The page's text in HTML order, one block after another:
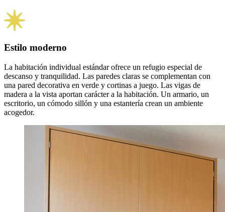
Estilo moderno
La habitación individual estándar ofrece un refugio especial de
descanso y tranquilidad. Las paredes claras se complementan con
una pared decorativa en verde y cortinas a juego. Las vigas de
madera a la vista aportan carácter a la habitación. Un armario, un
escritorio, un cómodo sillón y una estantería crean un ambiente
acogedor.